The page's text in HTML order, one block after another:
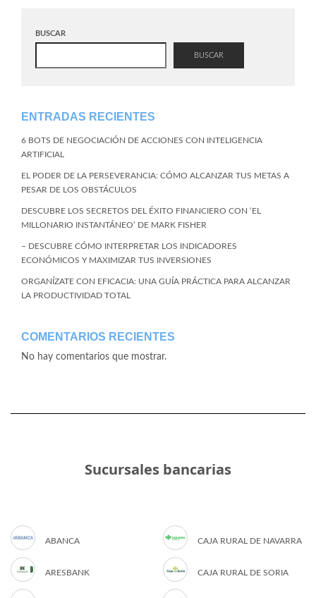
BUSCAR
BUSCAR
ENTRADAS RECIENTES
6 BOTS DE NEGOCIACIÓN DE ACCIONES CON INTELIGENCIA
ARTIFICIAL
EL PODER DE LA PERSEVERANCIA: CÓMO ALCANZAR TUS METAS A
PESAR DE LOS OBSTÁCULOS
DESCUBRE LOS SECRETOS DEL ÉXITO FINANCIERO CON ‘EL
MILLONARIO INSTANTÁNEO’ DE MARK FISHER
– DESCUBRE CÓMO INTERPRETAR LOS INDICADORES
ECONÓMICOS Y MAXIMIZAR TUS INVERSIONES
ORGANÍZATE CON EFICACIA: UNA GUÍA PRÁCTICA PARA ALCANZAR
LA PRODUCTIVIDAD TOTAL
COMENTARIOS RECIENTES
No hay comentarios que mostrar.
Sucursales bancarias
ABANCA
ARESBANK
CAJA RURAL DE NAVARRA
CAJA RURAL DE SORIA